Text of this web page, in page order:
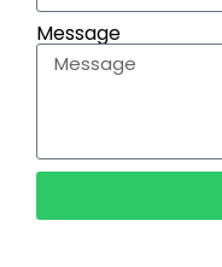
Message